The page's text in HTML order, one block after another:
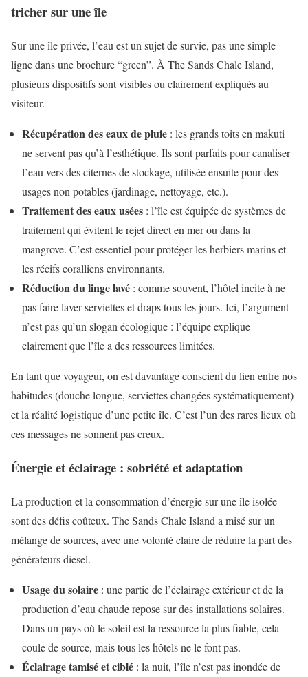
tricher sur une île
Sur une île privée, l’eau est un sujet de survie, pas une simple
ligne dans une brochure “green”. À The Sands Chale Island,
plusieurs dispositifs sont visibles ou clairement expliqués au
visiteur.
Récupération des eaux de pluie : les grands toits en makuti
ne servent pas qu’à l’esthétique. Ils sont parfaits pour canaliser
l’eau vers des citernes de stockage, utilisée ensuite pour des
usages non potables (jardinage, nettoyage, etc.).
Traitement des eaux usées : l’île est équipée de systèmes de
traitement qui évitent le rejet direct en mer ou dans la
mangrove. C’est essentiel pour protéger les herbiers marins et
les récifs coralliens environnants.
Réduction du linge lavé : comme souvent, l’hôtel incite à ne
pas faire laver serviettes et draps tous les jours. Ici, l’argument
n’est pas qu’un slogan écologique : l’équipe explique
clairement que l’île a des ressources limitées.
En tant que voyageur, on est davantage conscient du lien entre nos
habitudes (douche longue, serviettes changées systématiquement)
et la réalité logistique d’une petite île. C’est l’un des rares lieux où
ces messages ne sonnent pas creux.
Énergie et éclairage : sobriété et adaptation
La production et la consommation d’énergie sur une île isolée
sont des défis coûteux. The Sands Chale Island a misé sur un
mélange de sources, avec une volonté claire de réduire la part des
générateurs diesel.
Usage du solaire : une partie de l’éclairage extérieur et de la
production d’eau chaude repose sur des installations solaires.
Dans un pays où le soleil est la ressource la plus fiable, cela
coule de source, mais tous les hôtels ne le font pas.
Éclairage tamisé et ciblé : la nuit, l’île n’est pas inondée de